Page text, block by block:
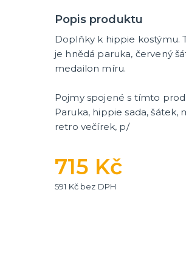
dva
Popis produktu
Doplňky k hippie kostýmu.
je hnědá paruka, červený
medailon míru.
Pojmy spojené s tímto
Paruka, hippie sada,
retro večírek, p/
715 Kč
591 Kč bez DPH